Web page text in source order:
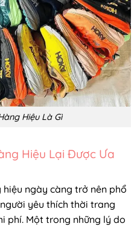
Hiệu Là Gì
Hiệu Lại Được Ưa
ngày càng trở nên phổ
yêu thích thời trang
phí. Một trong những lý do